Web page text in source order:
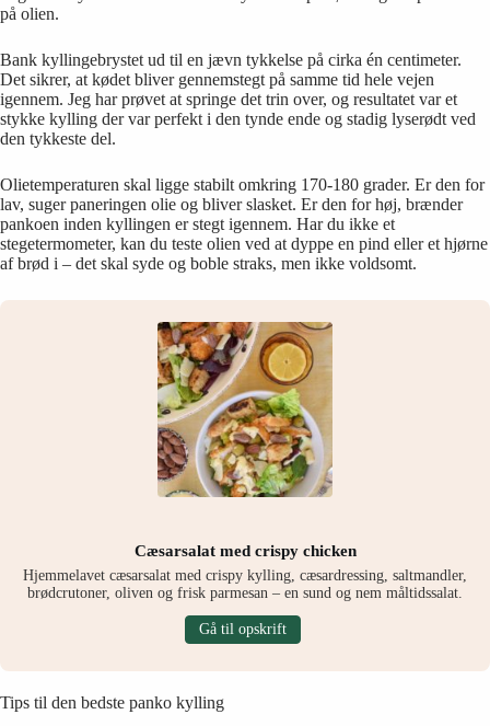
på olien.
Bank kyllingebrystet ud til en jævn tykkelse på cirka én centimeter.
Det sikrer, at kødet bliver gennemstegt på samme tid hele vejen
igennem. Jeg har prøvet at springe det trin over, og resultatet var et
stykke kylling der var perfekt i den tynde ende og stadig lyserødt ved
den tykkeste del.
Olietemperaturen skal ligge stabilt omkring 170-180 grader. Er den for
lav, suger paneringen olie og bliver slasket. Er den for høj, brænder
pankoen inden kyllingen er stegt igennem. Har du ikke et
stegetermometer, kan du teste olien ved at dyppe en pind eller et hjørne
af brød i – det skal syde og boble straks, men ikke voldsomt.
Cæsarsalat med crispy chicken
Hjemmelavet cæsarsalat med crispy kylling, cæsardressing, saltmandler,
brødcrutoner, oliven og frisk parmesan – en sund og nem måltidssalat.
Gå til opskrift
Tips til den bedste panko kylling